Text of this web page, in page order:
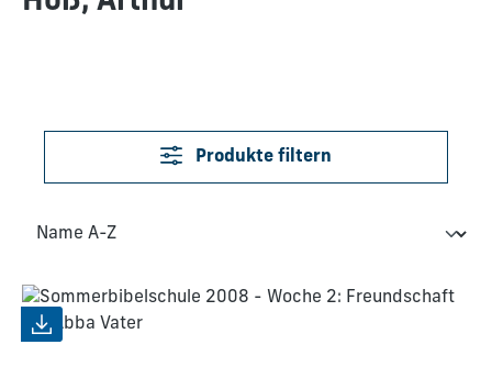
Produkte filtern